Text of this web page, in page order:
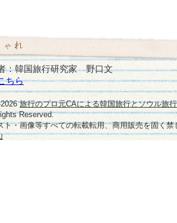
：韓国旅行研究家 野口文
ちら
2026旅行のプロ元CAによる韓国旅行とソウル旅
Reserved.
・画像等すべての転載転用、商用販売を固く禁